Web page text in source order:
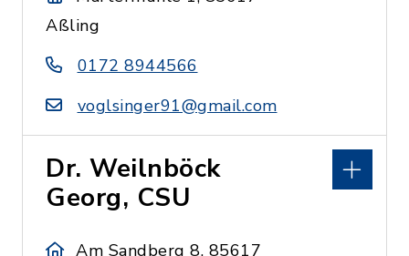
Aßling
0172 8944566
voglsinger91@gmail.com
Dr. Weilnböck
Georg, CSU
Am Sandberg 8, 85617